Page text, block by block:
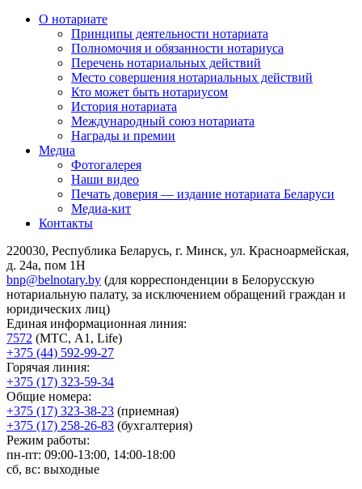
О нотариате
Принципы деятельности нотариата
Полномочия и обязанности нотариуса
Перечень нотариальных действий
Место совершения нотариальных действий
Кто может быть нотариусом
История нотариата
Международный союз нотариата
Награды и премии
Медиа
Фотогалерея
Наши видео
Печать доверия — издание нотариата Беларуси
Медиа-кит
Контакты
220030, Республика Беларусь, г. Минск, ул. Красноармейская,
д. 24а, пом 1Н
bnp@belnotary.by (для корреспонденции в Белорусскую
нотариальную палату, за исключением обращений граждан и
юридических лиц)
Единая информационная линия:
7572 (МТС, A1, Life)
+375 (44) 592-99-27
Горячая линия:
+375 (17) 323-59-34
Общие номера:
+375 (17) 323-38-23 (приемная)
+375 (17) 258-26-83 (бухгалтерия)
Режим работы:
пн-пт: 09:00-13:00, 14:00-18:00
сб, вс: выходные